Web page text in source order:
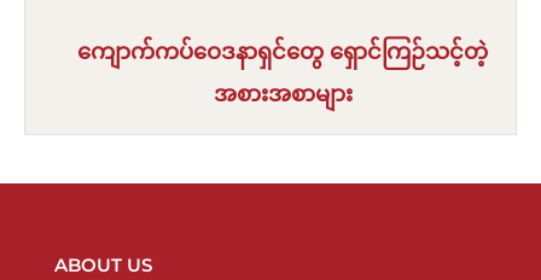
ကျောက်ကပ်ဝေဒနာရှင်တွေ ရှောင်ကြဉ်သင့်တဲ့
အစားအစာများ
ABOUT US